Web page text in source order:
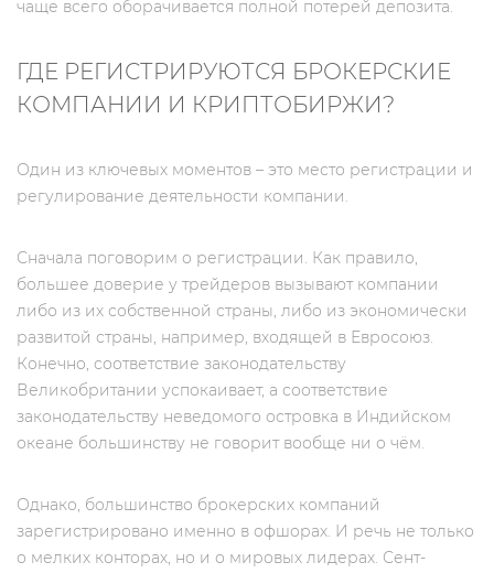
чаще всего оборачивается полной потерей депозита.
ГДЕ РЕГИСТРИРУЮТСЯ БРОКЕРСКИЕ
КОМПАНИИ И КРИПТОБИРЖИ?
Один из ключевых моментов – это место регистрации и
регулирование деятельности компании.
Сначала поговорим о регистрации. Как правило,
большее доверие у трейдеров вызывают компании
либо из их собственной страны, либо из экономически
развитой страны, например, входящей в Евросоюз.
Конечно, соответствие законодательству
Великобритании успокаивает, а соответствие
законодательству неведомого островка в Индийском
океане большинству не говорит вообще ни о чём.
Однако, большинство брокерских компаний
зарегистрировано именно в офшорах. И речь не только
о мелких конторах, но и о мировых лидерах. Сент-